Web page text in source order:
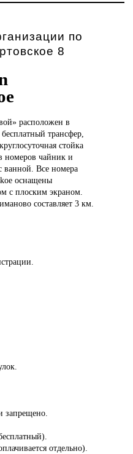
по
8
расположен в
трансфер,
стойка
номеров чайник и
ванной. Все номера
оснащены
с плоским экраном.
составляет 3 км.
запрещено.
отдельно).